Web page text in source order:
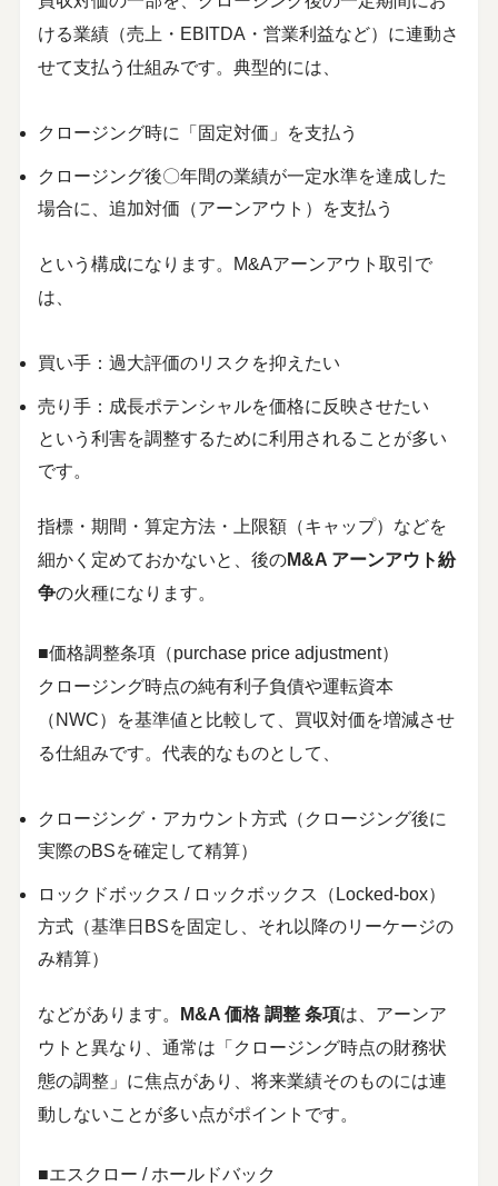
ける業績（売上・EBITDA・営業利益など）に連動さ
せて支払う仕組みです。典型的には、
クロージング時に「固定対価」を支払う
クロージング後〇年間の業績が一定水準を達成した
場合に、追加対価（アーンアウト）を支払う
という構成になります。M&Aアーンアウト取引で
は、
買い手：過大評価のリスクを抑えたい
売り手：成長ポテンシャルを価格に反映させたい
という利害を調整するために利用されることが多い
です。
指標・期間・算定方法・上限額（キャップ）などを
細かく定めておかないと、後のM&A アーンアウト紛
争の火種になります。
■価格調整条項（purchase price adjustment）
クロージング時点の純有利子負債や運転資本
（NWC）を基準値と比較して、買収対価を増減させ
る仕組みです。代表的なものとして、
クロージング・アカウント方式（クロージング後に
実際のBSを確定して精算）
ロックドボックス / ロックボックス（Locked-box）
方式（基準日BSを固定し、それ以降のリーケージの
み精算）
などがあります。 M&A 価格 調整 条項は、アーンア
ウトと異なり、通常は「クロージング時点の財務状
態の調整」に焦点があり、将来業績そのものには連
動しないことが多い点がポイントです。
■エスクロー / ホールドバック